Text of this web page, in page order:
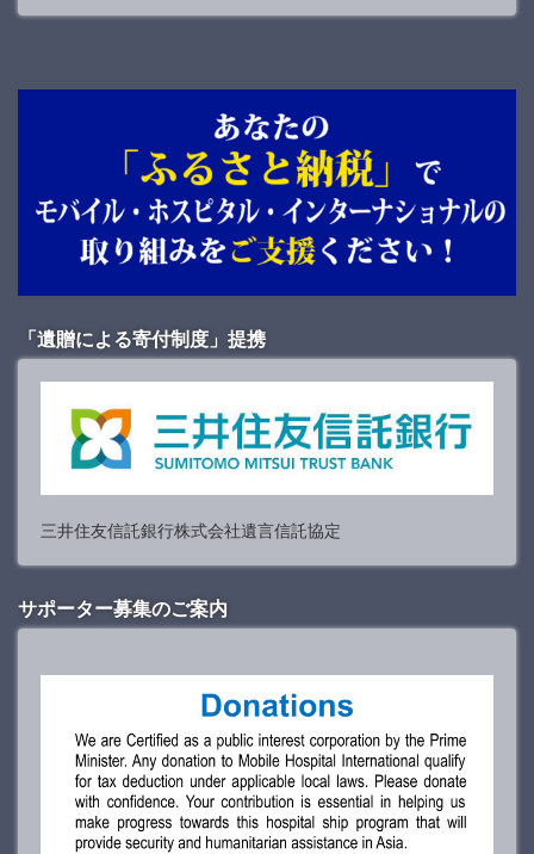
「遺贈による寄付制度」提携
三井住友信託銀行株式会社遺言信託協定
サポーター募集のご案内